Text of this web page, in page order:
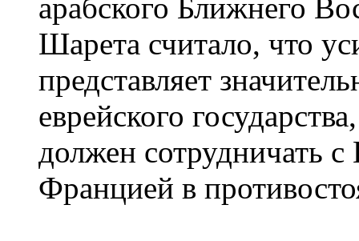
арабского Ближнего
Шарета считало, что
представляет
еврейского
должен сотрудничать
Францией в